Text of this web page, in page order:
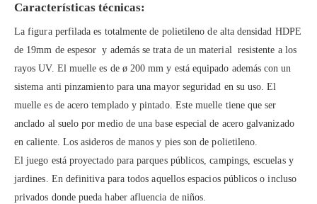
Características técnicas:
La figura perfilada es totalmente de polietileno de alta densidad HDPE
de 19mm de espesor y además se trata de un material resistente a los
rayos UV. El muelle es de ø 200 mm y está equipado además con un
sistema anti pinzamiento para una mayor seguridad en su uso. El
muelle es de acero templado y pintado. Este muelle tiene que ser
anclado al suelo por medio de una base especial de acero galvanizado
en caliente. Los asideros de manos y pies son de polietileno.
El juego está proyectado para parques públicos, campings, escuelas y
jardines. En definitiva para todos aquellos espacios públicos o incluso
privados donde pueda haber afluencia de niños.